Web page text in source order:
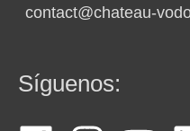
contact@chateau-
Síguenos: